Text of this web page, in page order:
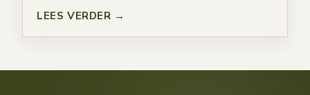
LEES VERDER →